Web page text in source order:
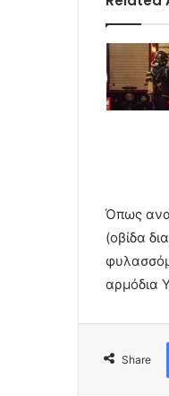
Όπως
(οβίδα
αρμόδια
Share